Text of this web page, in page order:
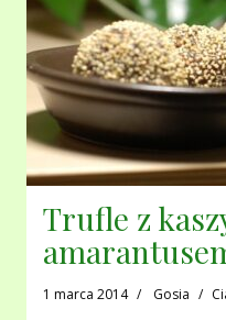
Trufle z
1 marca 2014 Gosia